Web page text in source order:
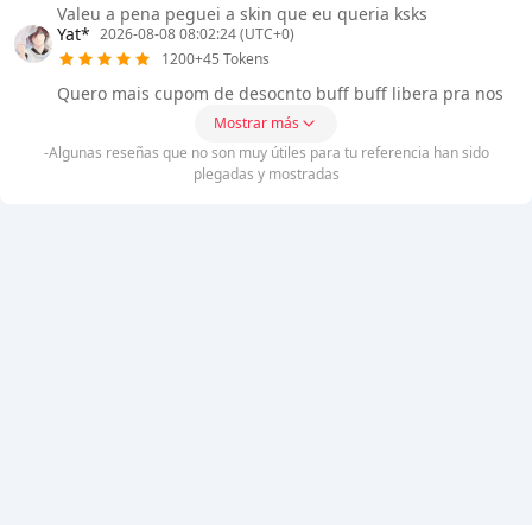
Valeu a pena peguei a skin que eu queria ksks
Yat* 2026-08-08 08:02:24 (UTC+0)
1200+45 Tokens
Quero mais cupom de desocnto buff buff libera pra nos
Mostrar más
-Algunas reseñas que no son muy útiles para tu referencia han sido
plegadas y mostradas